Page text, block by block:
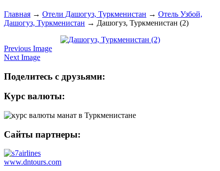
Главная → Отели Дашогуз, Туркменистан → Отель Узбой,
Дашогуз, Туркменистан → Дашогуз, Туркменистан (2)
Previous Image
Next Image
Поделитесь с друзьями:
Курс валюты:
Сайты партнеры:
www.dntours.com